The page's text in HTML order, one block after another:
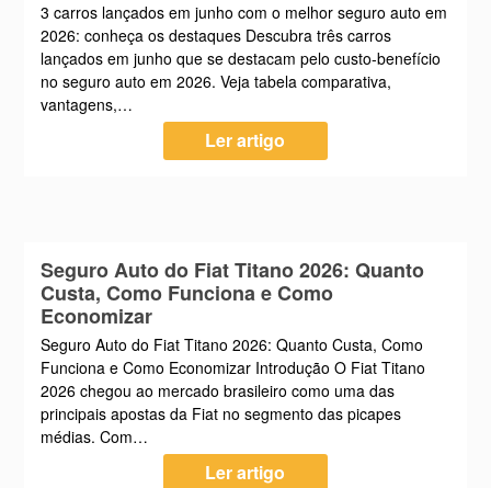
3 carros lançados em junho com o melhor seguro auto em
2026: conheça os destaques Descubra três carros
lançados em junho que se destacam pelo custo-benefício
no seguro auto em 2026. Veja tabela comparativa,
vantagens,…
Ler artigo
Seguro Auto do Fiat Titano 2026: Quanto
Custa, Como Funciona e Como
Economizar
Seguro Auto do Fiat Titano 2026: Quanto Custa, Como
Funciona e Como Economizar Introdução O Fiat Titano
2026 chegou ao mercado brasileiro como uma das
principais apostas da Fiat no segmento das picapes
médias. Com…
Ler artigo